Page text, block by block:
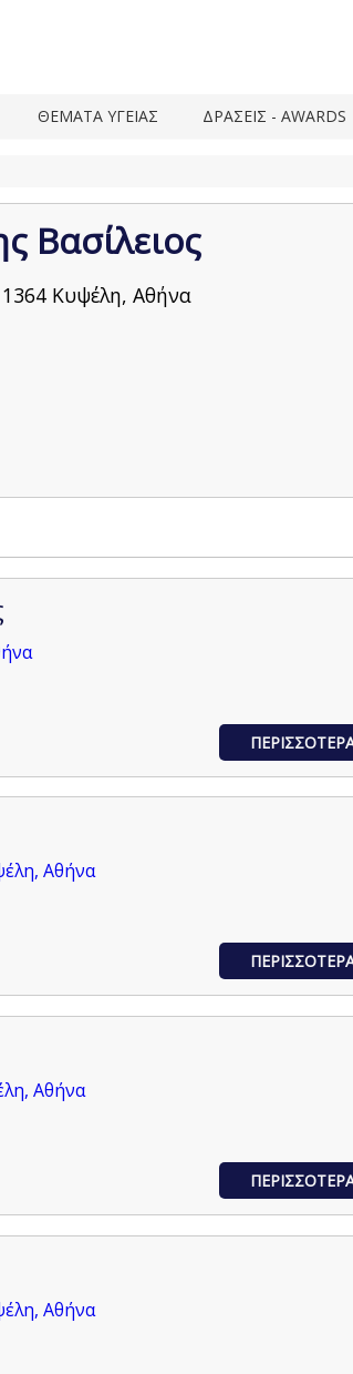
ΘΕΜΑΤΑ ΥΓΕΙΑΣ ΔΡΑΣΕΙΣ - AWARDS
Βασίλειος
Κυψέλη, Αθήνα
Αθήνα
Αθήνα
Αθήνα